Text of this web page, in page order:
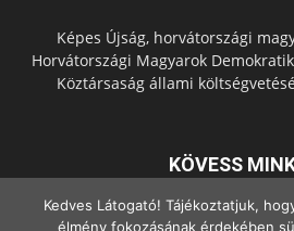
Képes Újság, horvátországi
Horvátországi Magyarok
Köztársaság állami
KÖVESS
Kedves Látogató! Tájékoztatjuk,
élmény fokozásának érdekében